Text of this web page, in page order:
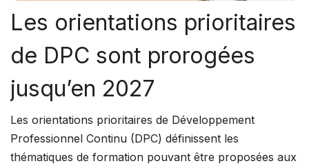
Les orientations prioritaires
de DPC sont prorogées
jusqu’en 2027
Les orientations prioritaires de Développement
Professionnel Continu (DPC) définissent les
thématiques de formation pouvant être proposées aux